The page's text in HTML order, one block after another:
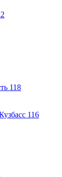
118
116